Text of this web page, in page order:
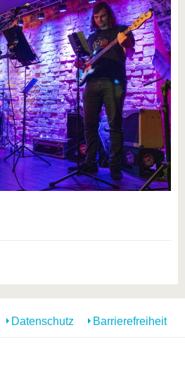
Datenschutz Barrierefreiheit